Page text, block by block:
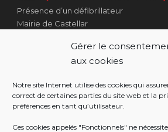
Gérer le
aux cookies
Notre site Internet utilise des cookies qui
correct de certaines parties du site web et la
préférences en tant qu’utilisateur.
Ces cookies appelés "Fonctionnels" ne
Présence d’un défibrillateur
Mairie de Castellar
Côté Escalier Rue Sarrail
06500 Castellar
RÉALISATION